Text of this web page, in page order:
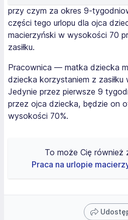
przy czym za okres 9-
części tego urlopu dla ojca
macierzyński w wysokości 70
zasiłku.
Pracownica — matka dziecka
dziecka korzystaniem z zasiłku
Jedynie przez pierwsze 9
przez ojca dziecka, będzie on
wysokości 70%.
To może Cię również
Praca na urlopie